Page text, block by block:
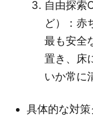
自由探索
ど）：赤
最も安全
置き、床
いか常に
具体的な対策